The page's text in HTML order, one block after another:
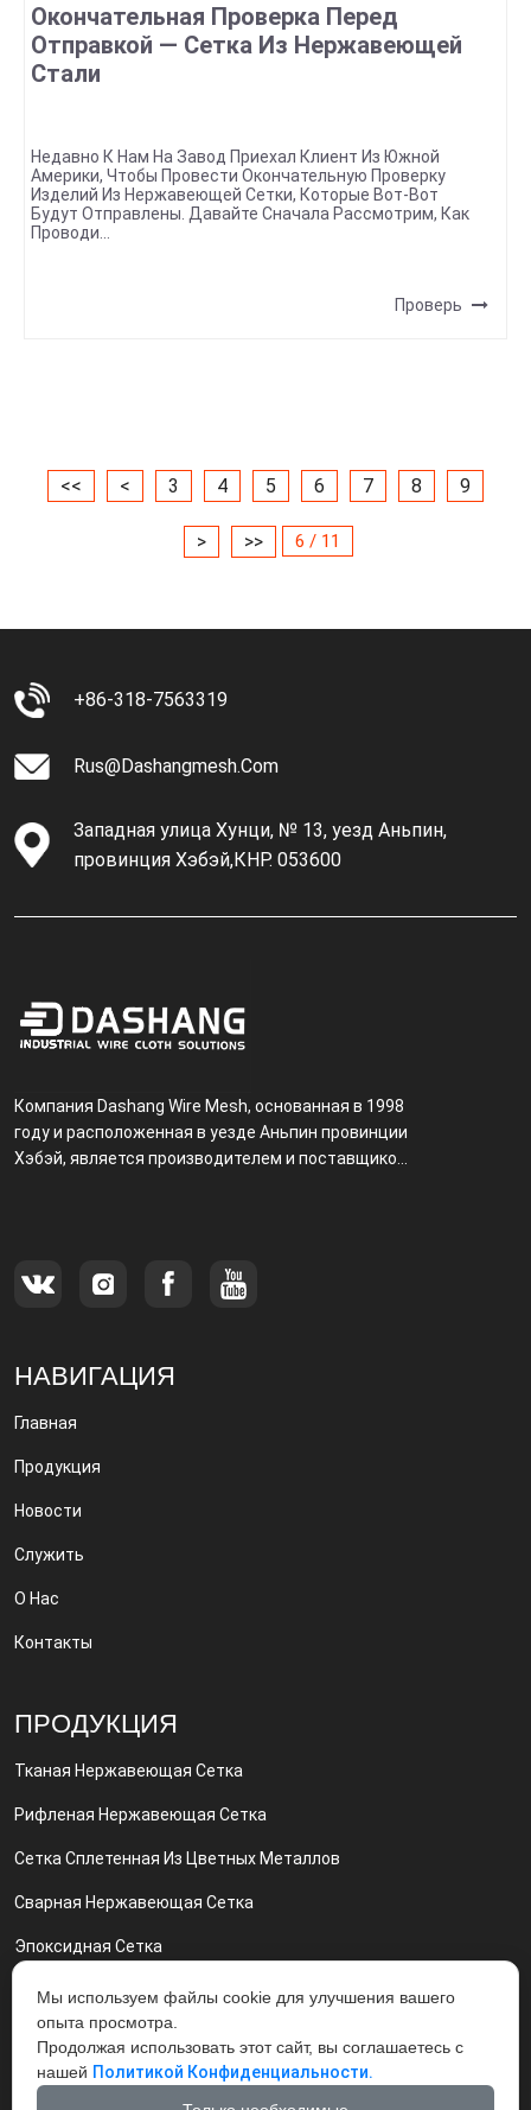
Окончательная Проверка Перед
Отправкой — Сетка Из Нержавеющей
Стали
Недавно К Нам На Завод Приехал Клиент Из Южной
Америки, Чтобы Провести Окончательную Проверку
Изделий Из Нержавеющей Сетки, Которые Вот-Вот
Будут Отправлены. Давайте Сначала Рассмотрим, Как
Проводи...
Проверь
<< < 3 4 5 6 7 8 9
> >> 6 / 11
+86-318-7563319
Rus@dashangmesh.com
Западная улица Хунци, № 13, уезд Аньпин,
провинция Хэбэй,КНР. 053600
Компания Dashang Wire Mesh, основанная в 1998
году и расположенная в уезде Аньпин провинции
Хэбэй, является производителем и поставщиком,
НАВИГАЦИЯ
Главная
Продукция
Новости
Служить
О Нас
Контакты
ПРОДУКЦИЯ
Тканая Нержавеющая Сетка
Рифленая Нержавеющая Сетка
Сетка Сплетенная Из Цветных Металлов
Сварная Нержавеющая Сетка
Эпоксидная Сетка
Сетка Никелевая И Нихром Сетка
Грохот Вибрационный Вибросита
Экструдерные Фильтры
Мы используем файлы cookie для улучшения вашего
опыта просмотра.
Продолжая использовать этот сайт, вы соглашаетесь с
нашей Политикой Конфиденциальности.